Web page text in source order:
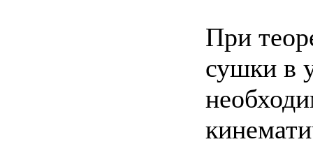
При
сушки в